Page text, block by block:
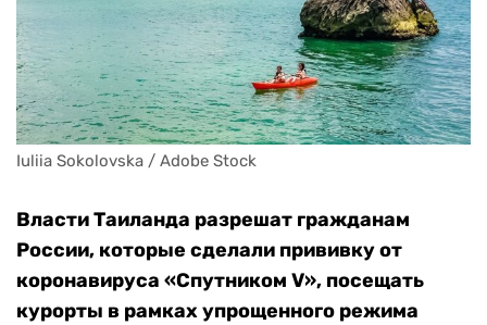
Iuliia Sokolovska / Adobe Stock
Власти Таиланда разрешат гражданам
России, которые сделали прививку от
коронавируса «Спутником V», посещать
курорты в рамках упрощенного режима